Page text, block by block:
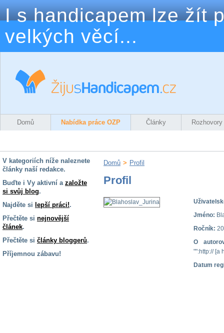
I s handicapem lze žít
velkých věcí...
Domů Nabídka práce OZP Články Rozhovory
V kategoriích níže naleznete
články naší redakce.
Buďte i Vy aktivní a založte
si svůj blog.
Najděte si lepší práci!.
Přečtěte si nejnovější
článek.
Přečtěte si články bloggerů.
Příjemnou zábavu!
Domů > Profil
Profil
Jméno:
Ročník:
O
"":http:// [a
Datum